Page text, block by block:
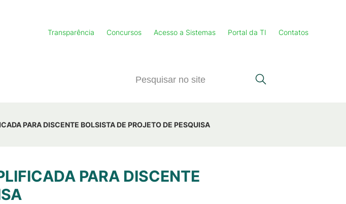
Transparência Concursos Acesso a Sistemas Portal da TI Contatos
PARA DISCENTE BOLSISTA DE PROJETO DE PESQUISA
PARA DISCENTE